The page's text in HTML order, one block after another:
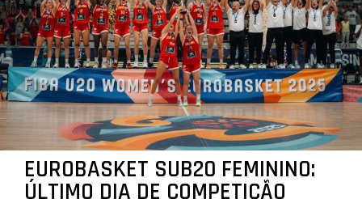
EUROBASKET SUB20 FEMININO:
ÚLTIMO DIA DE COMPETIÇÃO